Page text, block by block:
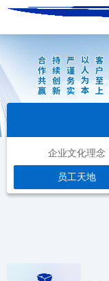
企业文化理念
员工天地